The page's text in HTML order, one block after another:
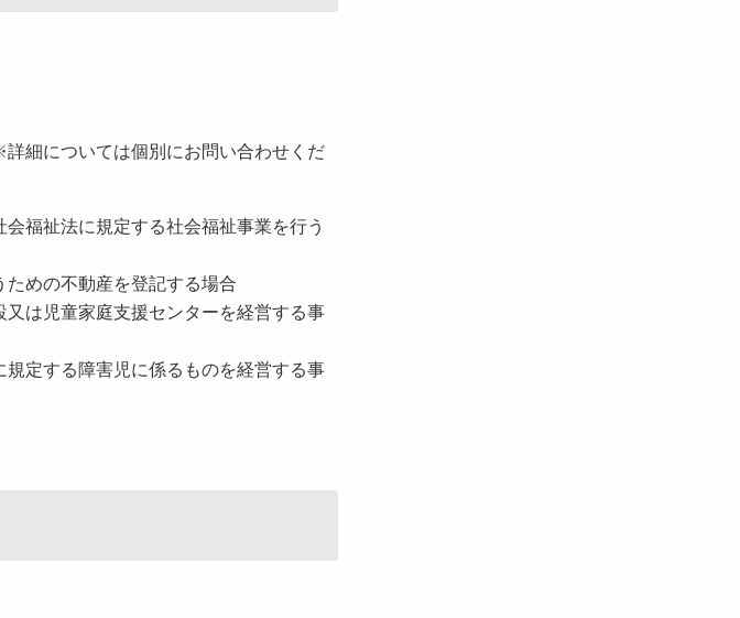
細については個別にお問い合わせくだ
福祉法に規定する社会福祉事業を行う
めの不動産を登記する場合
は児童家庭支援センターを経営する事
定する障害児に係るものを経営する事